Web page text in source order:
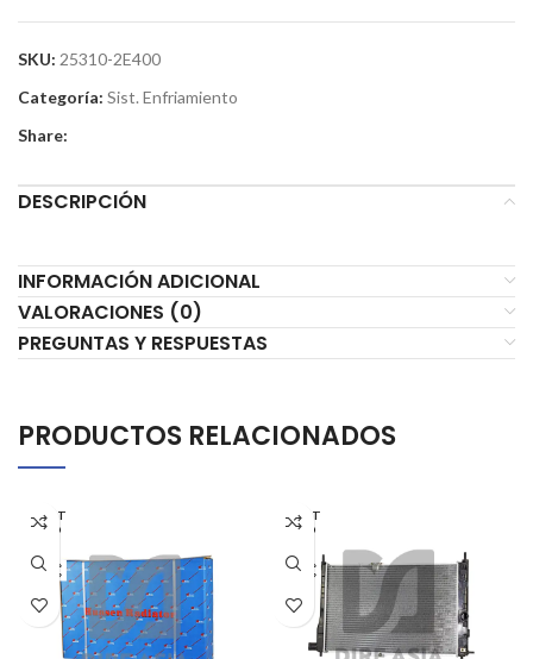
SKU: 25310-2E400
Categoría: Sist. Enfriamiento
Share:
DESCRIPCIÓN
INFORMACIÓN ADICIONAL
VALORACIONES (0)
PREGUNTAS Y RESPUESTAS
PRODUCTOS RELACIONADOS
AGOT
ADO
AGOT
ADO